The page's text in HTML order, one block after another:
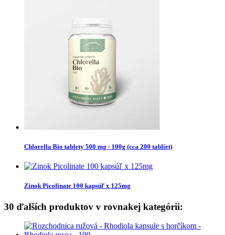
Chlorella Bio tablety 500 mg - 100g (cca 200 tabliet)
Zinok Picolinate 100 kapsúľ x 125mg
30 ďalších produktov v rovnakej kategórii: